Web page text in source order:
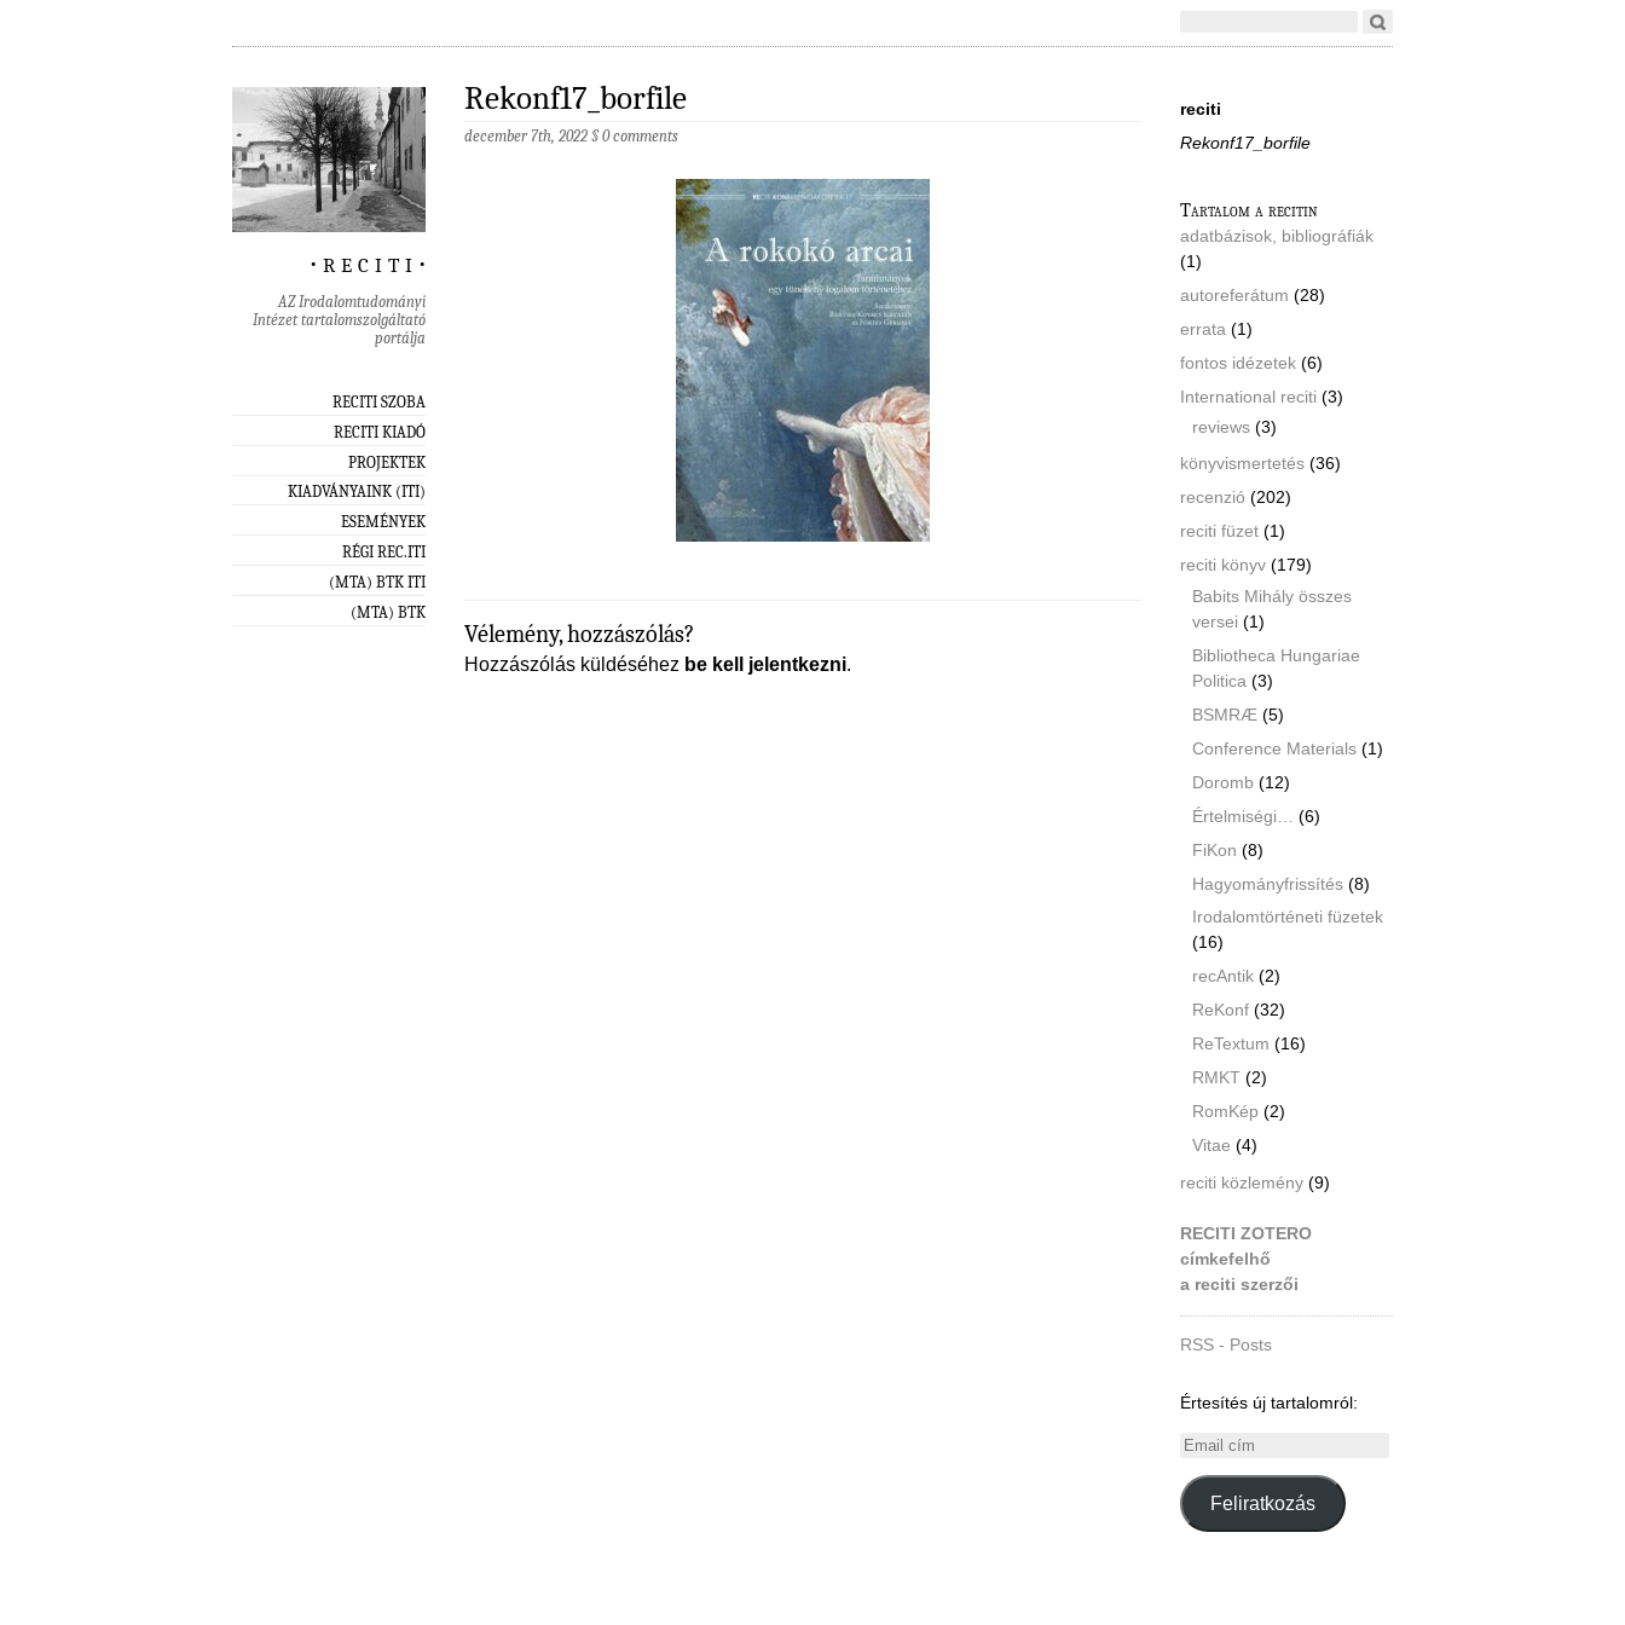
‧ r e c i t i ‧
AZ Irodalomtudományi
Intézet tartalomszolgáltató
portálja
RECITI SZOBA
RECITI KIADÓ
PROJEKTEK
KIADVÁNYAINK (ITI)
ESEMÉNYEK
RÉGI REC.ITI
(MTA) BTK ITI
(MTA) BTK
Rekonf17_borfile
december 7th, 2022 §0 comments
Vélemény, hozzászólás?
Hozzászólás küldéséhez be kell jelentkezni.
reciti
Rekonf17_borfile
Tartalom a recitin
adatbázisok, bibliográfiák
(1)
autoreferátum (28)
errata (1)
fontos idézetek (6)
International reciti (3)
reviews (3)
könyvismertetés (36)
recenzió (202)
reciti füzet (1)
reciti könyv (179)
Babits Mihály összes
versei (1)
Bibliotheca Hungariae
Politica (3)
BSMRÆ (5)
Conference Materials (1)
Doromb (12)
Értelmiségi…
(6)
FiKon (8)
Hagyományfrissítés (8)
Irodalomtörténeti füzetek
(16)
recAntik (2)
ReKonf (32)
ReTextum (16)
RMKT (2)
RomKép (2)
Vitae (4)
reciti közlemény (9)
RECITI ZOTERO
címkefelhő
a reciti szerzői
RSS - Posts
Értesítés új tartalomról:
Email
Feliratkozás